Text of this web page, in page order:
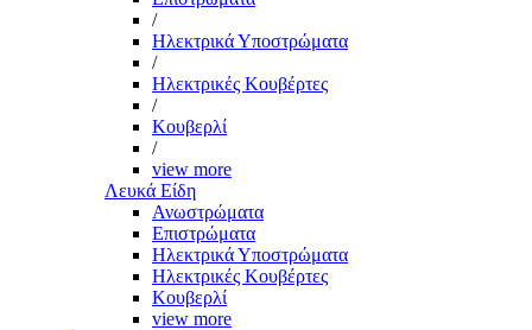
/
Ηλεκτρικά Υποστρώματα
/
Ηλεκτρικές Κουβέρτες
/
Κουβερλί
/
view more
Λευκά Είδη
Ανωστρώματα
Επιστρώματα
Ηλεκτρικά Υποστρώματα
Ηλεκτρικές Κουβέρτες
Κουβερλί
view more